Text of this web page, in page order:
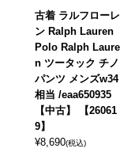
古着 ラルフローレ
ン Ralph Lauren
Polo Ralph Laure
n ツータック チノ
パンツ メンズw34
相当 /eaa650935
【中古】 【26061
9】
¥8,690(税込)